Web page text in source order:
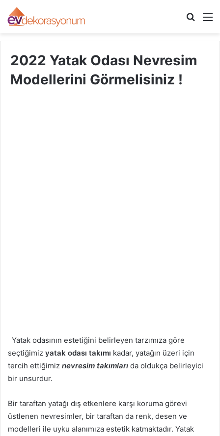
Arama
2022 Yatak Odası Nevresim
Modellerini Görmelisiniz !
Yatak odasının estetiğini belirleyen tarzımıza göre
seçtiğimiz yatak odası takımı kadar, yatağın üzeri için
tercih ettiğimiz nevresim takımları da oldukça belirleyici
bir unsurdur.
Bir taraftan yatağı dış etkenlere karşı koruma görevi
üstlenen nevresimler, bir taraftan da renk, desen ve
modelleri ile uyku alanımıza estetik katmaktadır. Yatak